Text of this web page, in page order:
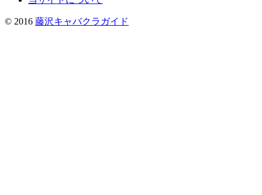
© 2016 藤沢キャバクラガイド